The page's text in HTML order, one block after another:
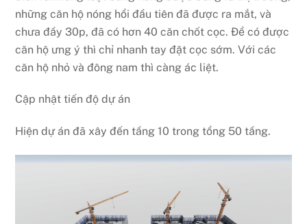
những căn hộ nóng hổi đầu tiên đã được ra mắt, và
chưa đầy 30p, đã có hơn 40 căn chốt cọc. Để có được
căn hộ ưng ý thì chỉ nhanh tay đặt cọc sớm. Với các
căn hộ nhỏ và đông nam thì càng ác liệt.
Cập nhật tiến độ dự án
Hiện dự án đã xây đến tầng 10 trong tổng 50 tầng.